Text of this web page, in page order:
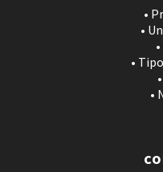
•
•
•
•